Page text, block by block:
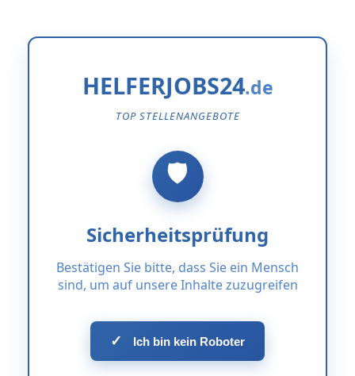
HELFERJOBS24
TOP STELLENANGEBOTE
Sicherheitsprüfung
Bestätigen Sie bitte, dass Sie ein Mensch
sind, um auf unsere Inhalte zuzugreifen
✓ Ich bin kein Roboter